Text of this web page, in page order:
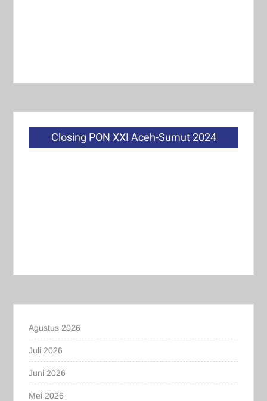
Closing PON XXI Aceh-Sumut 2024
Agustus 2026
Juli 2026
Juni 2026
Mei 2026